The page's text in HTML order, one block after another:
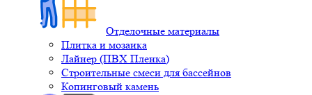
Отделочные материалы
Плитка и мозаика
Лайнер (ПВХ Пленка)
Строительные смеси для бассейнов
Копинговый камень